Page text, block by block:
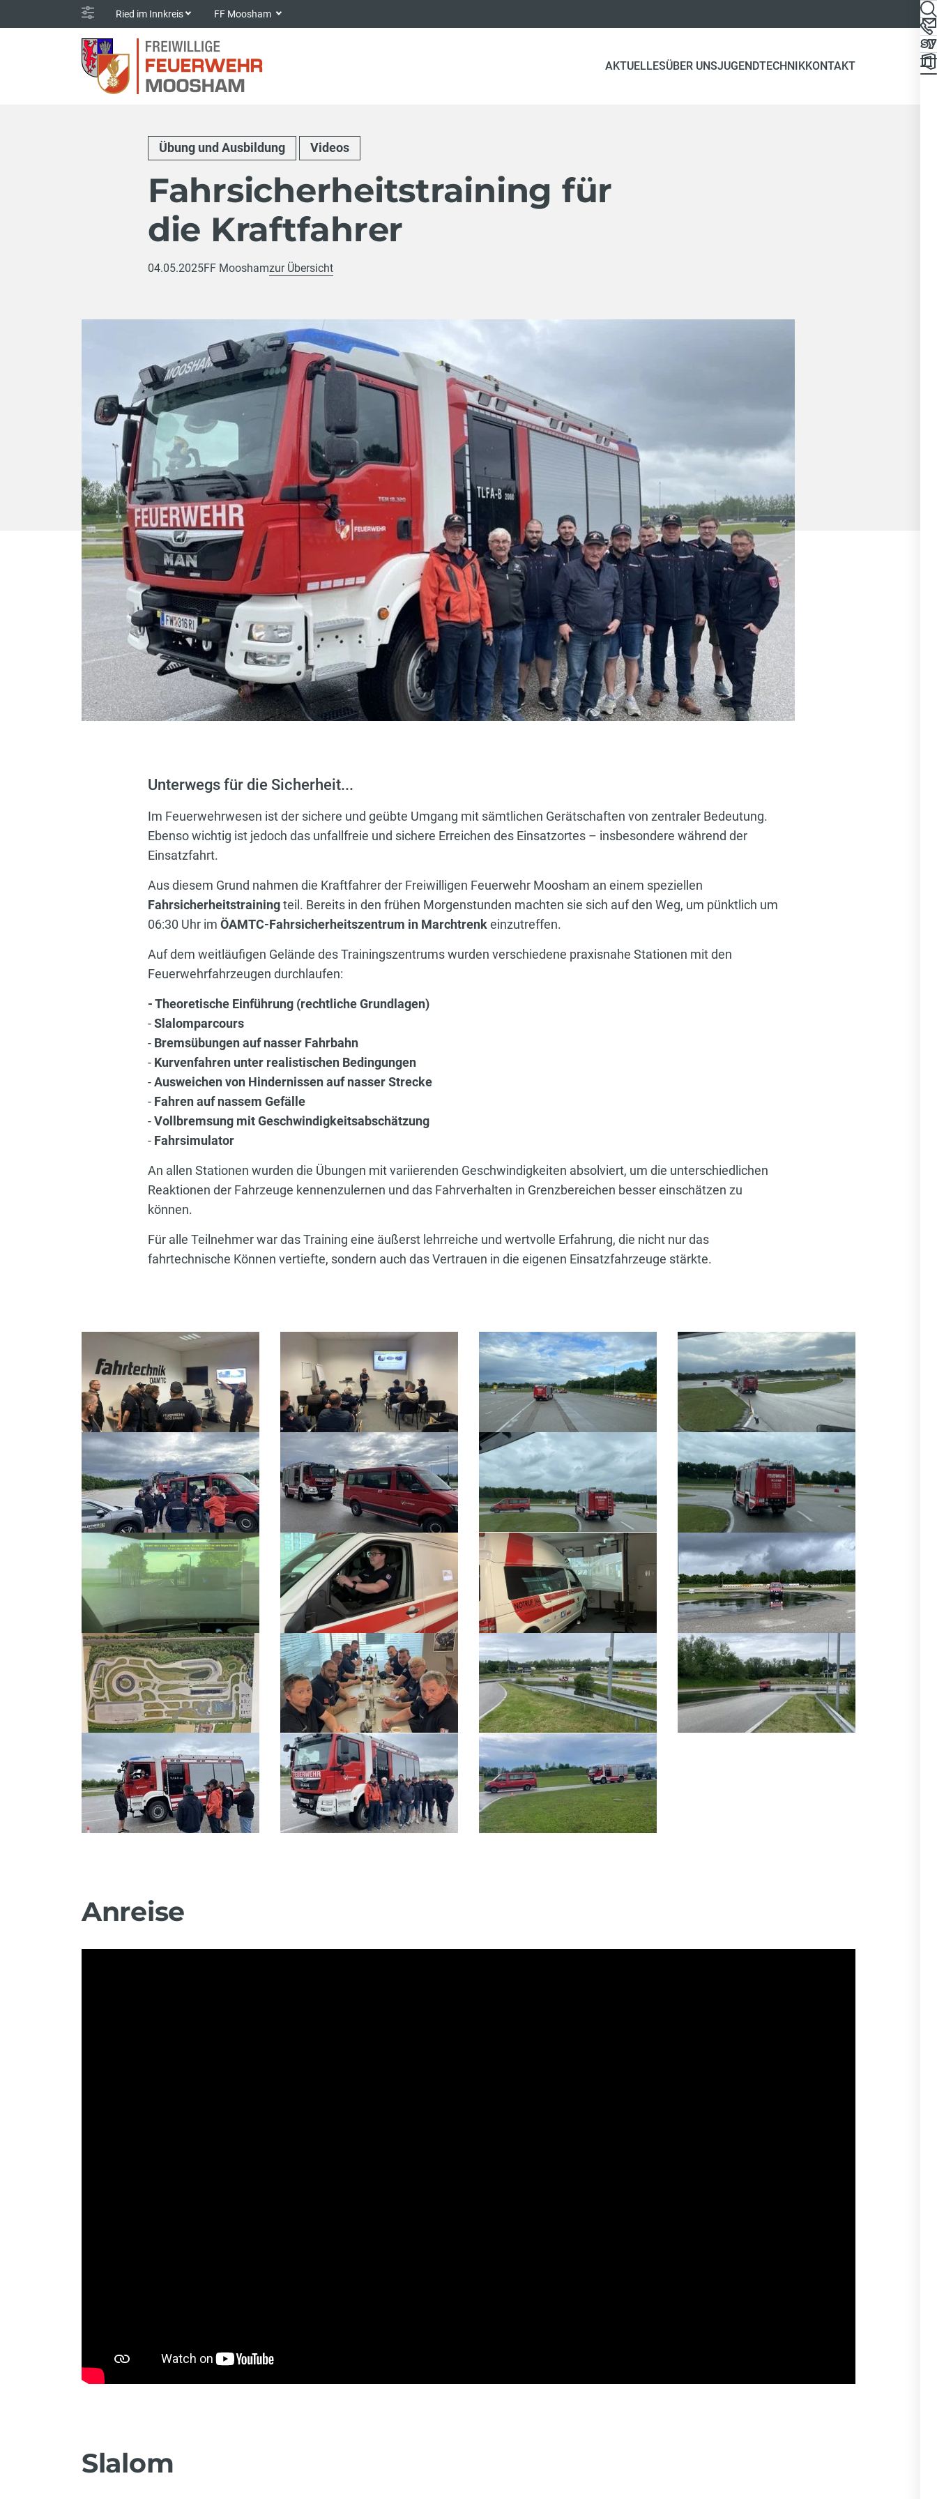
Ried im Innkreis FF Moosham
AKTUELLESÜBER UNSJUGENDTECHNIKKONTAKT
Übung und Ausbildung Videos
Fahrsicherheitstraining für
die Kraftfahrer
04.05.2025FF Mooshamzur Übersicht
Unterwegs für die Sicherheit...
Im Feuerwehrwesen ist der sichere und geübte Umgang mit sämtlichen Gerätschaften von zentraler Bedeutung.
Ebenso wichtig ist jedoch das unfallfreie und sichere Erreichen des Einsatzortes – insbesondere während der
Einsatzfahrt.
Aus diesem Grund nahmen die Kraftfahrer der Freiwilligen Feuerwehr Moosham an einem speziellen
Fahrsicherheitstrainingteil. Bereits in den frühen Morgenstunden machten sie sich auf den Weg, um pünktlich um
06:30 Uhr im ÖAMTC-Fahrsicherheitszentrum in Marchtrenkeinzutreffen.
Auf dem weitläufigen Gelände des Trainingszentrums wurden verschiedene praxisnahe Stationen mit den
Feuerwehrfahrzeugen durchlaufen:
- Theoretische Einführung (rechtliche Grundlagen)
-Slalomparcours
- Bremsübungen auf nasser Fahrbahn
- Kurvenfahren unter realistischen Bedingungen
-Ausweichen von Hindernissen auf nasser Strecke
- Fahren auf nassem Gefälle
-Vollbremsung mit Geschwindigkeitsabschätzung
- Fahrsimulator
An allen Stationen wurden die Übungen mit variierenden Geschwindigkeiten absolviert, um die unterschiedlichen
Reaktionen der Fahrzeuge kennenzulernen und das Fahrverhalten in Grenzbereichen besser einschätzen zu
können.
Für alle Teilnehmer war das Training eine äußerst lehrreiche und wertvolle Erfahrung, die nicht nur das
fahrtechnische Können vertiefte, sondern auch das Vertrauen in die eigenen Einsatzfahrzeuge stärkte.
Anreise
Slalom